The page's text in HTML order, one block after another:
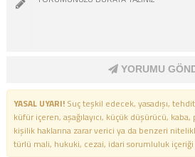
YORUMU
YASAL UYARI!Suç teşkil edecek, yasadışı,
küfür içeren, aşağılayıcı, küçük düşürücü, kaba,
kişilik haklarına zarar verici ya da benzeri
türlü mali, hukuki, cezai, idari sorumluluk